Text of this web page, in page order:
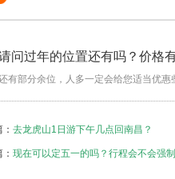
问过年的位置还有吗？价格
有部分余位，人多一定会给您适当优
去龙虎山1日游下午几点回南昌？
现在可以定五一的吗？行程会不会强